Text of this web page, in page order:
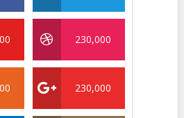
230,000
230,000